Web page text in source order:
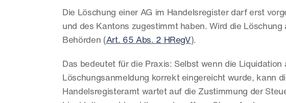
Die Löschung einer AG im Handelsregister darf erst
und des Kantons zugestimmt haben. Wird die
Behörden (Art. 65 Abs. 2 HRegV).
Das bedeutet für die Praxis: Selbst wenn die
Löschungsanmeldung korrekt eingereicht wurde, kann
Handelsregisteramt wartet auf die Zustimmung der